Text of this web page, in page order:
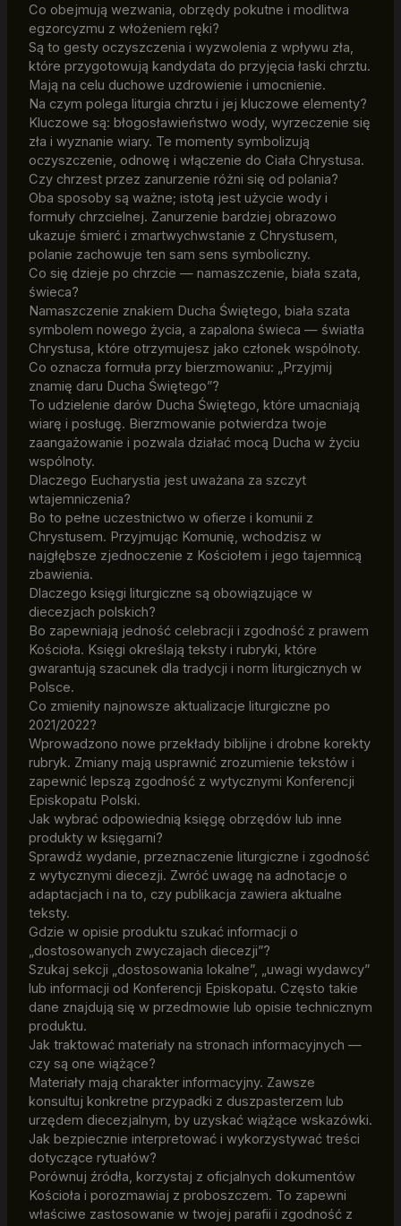
Co obejmują wezwania, obrzędy pokutne i modlitwa
egzorcyzmu z włożeniem ręki?
Są to gesty oczyszczenia i wyzwolenia z wpływu zła,
które przygotowują kandydata do przyjęcia łaski chrztu.
Mają na celu duchowe uzdrowienie i umocnienie.
Na czym polega liturgia chrztu i jej kluczowe elementy?
Kluczowe są: błogosławieństwo wody, wyrzeczenie się
zła i wyznanie wiary. Te momenty symbolizują
oczyszczenie, odnowę i włączenie do Ciała Chrystusa.
Czy chrzest przez zanurzenie różni się od polania?
Oba sposoby są ważne; istotą jest użycie wody i
formuły chrzcielnej. Zanurzenie bardziej obrazowo
ukazuje śmierć i zmartwychwstanie z Chrystusem,
polanie zachowuje ten sam sens symboliczny.
Co się dzieje po chrzcie — namaszczenie, biała szata,
świeca?
Namaszczenie znakiem Ducha Świętego, biała szata
symbolem nowego życia, a zapalona świeca — światła
Chrystusa, które otrzymujesz jako członek wspólnoty.
Co oznacza formuła przy bierzmowaniu: „Przyjmij
znamię daru Ducha Świętego”?
To udzielenie darów Ducha Świętego, które umacniają
wiarę i posługę. Bierzmowanie potwierdza twoje
zaangażowanie i pozwala działać mocą Ducha w życiu
wspólnoty.
Dlaczego Eucharystia jest uważana za szczyt
wtajemniczenia?
Bo to pełne uczestnictwo w ofierze i komunii z
Chrystusem. Przyjmując Komunię, wchodzisz w
najgłębsze zjednoczenie z Kościołem i jego tajemnicą
zbawienia.
Dlaczego księgi liturgiczne są obowiązujące w
diecezjach polskich?
Bo zapewniają jedność celebracji i zgodność z prawem
Kościoła. Księgi określają teksty i rubryki, które
gwarantują szacunek dla tradycji i norm liturgicznych w
Polsce.
Co zmieniły najnowsze aktualizacje liturgiczne po
2021/2022?
Wprowadzono nowe przekłady biblijne i drobne korekty
rubryk. Zmiany mają usprawnić zrozumienie tekstów i
zapewnić lepszą zgodność z wytycznymi Konferencji
Episkopatu Polski.
Jak wybrać odpowiednią księgę obrzędów lub inne
produkty w księgarni?
Sprawdź wydanie, przeznaczenie liturgiczne i zgodność
z wytycznymi diecezji. Zwróć uwagę na adnotacje o
adaptacjach i na to, czy publikacja zawiera aktualne
teksty.
Gdzie w opisie produktu szukać informacji o
„dostosowanych zwyczajach diecezji”?
Szukaj sekcji „dostosowania lokalne”, „uwagi wydawcy”
lub informacji od Konferencji Episkopatu. Często takie
dane znajdują się w przedmowie lub opisie technicznym
produktu.
Jak traktować materiały na stronach informacyjnych —
czy są one wiążące?
Materiały mają charakter informacyjny. Zawsze
konsultuj konkretne przypadki z duszpasterzem lub
urzędem diecezjalnym, by uzyskać wiążące wskazówki.
Jak bezpiecznie interpretować i wykorzystywać treści
dotyczące rytuałów?
Porównuj źródła, korzystaj z oficjalnych dokumentów
Kościoła i porozmawiaj z proboszczem. To zapewni
właściwe zastosowanie w twojej parafii i zgodność z